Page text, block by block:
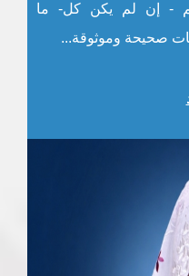
- إن لم يكن كل- ما
صحيحة وموثوقة...